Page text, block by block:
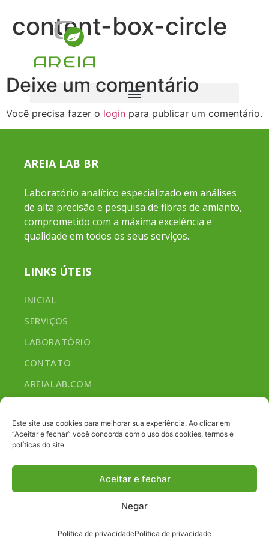
Este site usa cookies para melhorar sua experiência. Ao clicar em
“Aceitar e fechar” você concorda com o uso dos cookies, termos e
políticas do site.
Aceitar e fechar
Negar
Política de privacidadePolítica de privacidade
content-box-circle
Deixe um comentário
Você precisa fazer o login para publicar um comentário.
AREIA LAB BR
Laboratório analítico especializado em análises
de alta precisão e pesquisa de fibras de amianto,
comprometido com a máxima excelência e
qualidade em todos os seus serviços.
LINKS ÚTEIS
INICIAL
SERVIÇOS
LABORATÓRIO
CONTATO
AREIALAB.COM
NOSSOS SERVIÇOS
ANÁLISE DE NECESSIDADES
PLANEJAMENTO E GESTÃO